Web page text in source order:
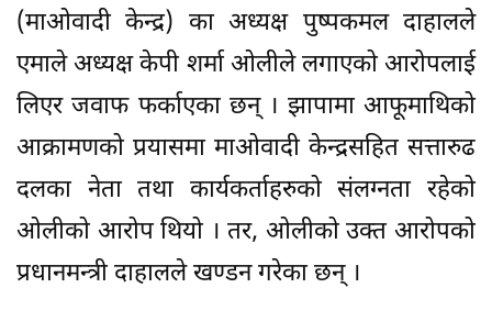
(माओवादी केन्द्र) का अध्यक्ष पुष्पकमल दाहालले
एमाले अध्यक्ष केपी शर्मा ओलीले लगाएको आरोपलाई
लिएर जवाफ फर्काएका छन् । झापामा आफूमाथिको
आक्रामणको प्रयासमा माओवादी केन्द्रसहित सत्तारुढ
दलका नेता तथा कार्यकर्ताहरुको संलग्नता रहेको
ओलीको आरोप थियो । तर, ओलीको उक्त आरोपको
प्रधानमन्त्री दाहालले खण्डन गरेका छन् ।